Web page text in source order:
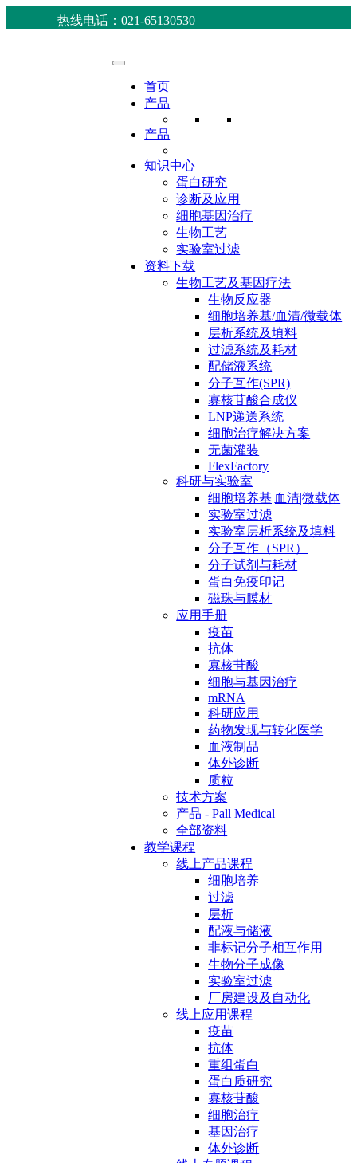
热线电话：021-65130530
首页
产品
产品
知识中心
蛋白研究
诊断及应用
细胞基因治疗
生物工艺
实验室过滤
资料下载
生物工艺及基因疗法
生物反应器
细胞培养基/血清/微载体
层析系统及填料
过滤系统及耗材
配储液系统
分子互作(SPR)
寡核苷酸合成仪
LNP递送系统
细胞治疗解决方案
无菌灌装
FlexFactory
科研与实验室
细胞培养基|血清|微载体
实验室过滤
实验室层析系统及填料
分子互作（SPR）
分子试剂与耗材
蛋白免疫印记
磁珠与膜材
应用手册
疫苗
抗体
寡核苷酸
细胞与基因治疗
mRNA
科研应用
药物发现与转化医学
血液制品
体外诊断
质粒
技术方案
产品 - Pall Medical
全部资料
教学课程
线上产品课程
细胞培养
过滤
层析
配液与储液
非标记分子相互作用
生物分子成像
实验室过滤
厂房建设及自动化
线上应用课程
疫苗
抗体
重组蛋白
蛋白质研究
寡核苷酸
细胞治疗
基因治疗
体外诊断